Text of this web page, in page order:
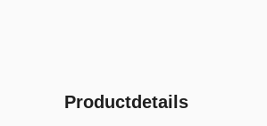
Productdetails